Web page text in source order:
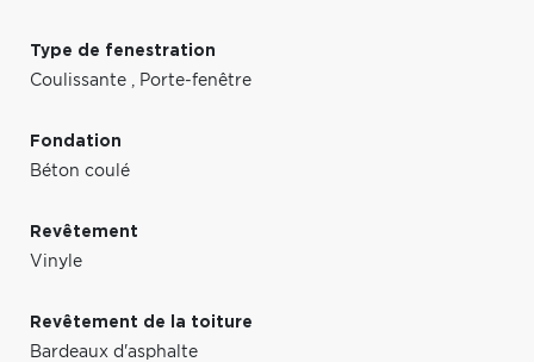
Type de fenestration
Coulissante , Porte-fenêtre
Fondation
Béton coulé
Revêtement
Vinyle
Revêtement de la toiture
Bardeaux d'asphalte